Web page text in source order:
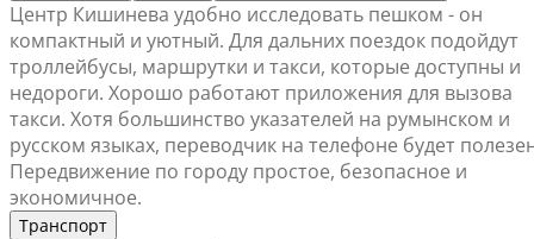
Центр Кишинева удобно исследовать пешком - он
компактный и уютный. Для дальних поездок подойдут
троллейбусы, маршрутки и такси, которые доступны и
недороги. Хорошо работают приложения для вызова
такси. Хотя большинство указателей на румынском и
русском языках, переводчик на телефоне будет
Передвижение по городу простое, безопасное и
экономичное.
Транспорт